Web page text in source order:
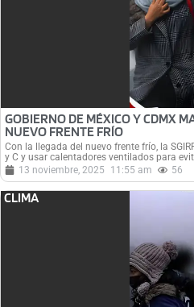
GOBIERNO DE MÉXICO Y CDMX
NUEVO FRENTE FRÍO
Con la llegada del nuevo frente frío, la
y C y usar calentadores ventilados para
13 noviembre, 2025
11:55 am 56
CLIMA